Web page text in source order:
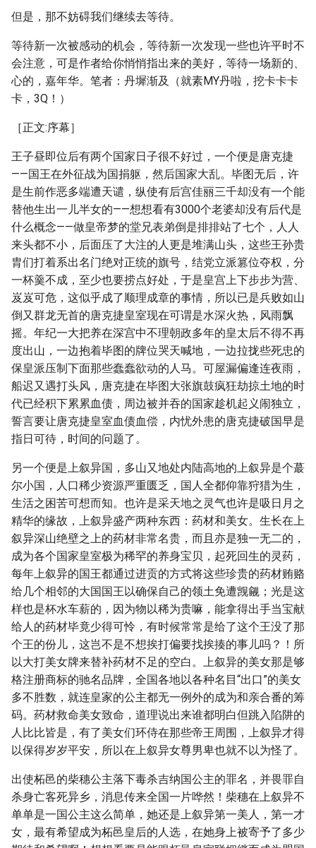
但是，那不妨碍我们继续去等待。
等待新一次被感动的机会，等待新一次发现一些也许平时不
会注意，可是作者给你悄悄指出来的美好，等待一场新的、
心的，嘉年华。笔者：丹墀渐及（就素MY丹啦，挖卡卡卡
卡，3Q！）
［正文:序幕］
王子昼即位后有两个国家日子很不好过，一个便是唐克捷
——国王在外征战为国捐躯，然后国家大乱。毕图无后，许
是生前作恶多端遭天谴，纵使有后宫佳丽三千却没有一个能
替他生出一儿半女的——想想看有3000个老婆却没有后代是
什么概念——做皇帝梦的堂兄表弟倒是排排站了七个，人人
来头都不小，后面压了大注的人更是堆满山头，这些王孙贵
胄们打着系出名门绝对正统的旗号，结党立派篡位夺权，分
一杯羹不成，至少也要捞点好处，于是皇宫上下步步为营、
岌岌可危，这似乎成了顺理成章的事情，所以已是兵败如山
倒又群龙无首的唐克捷皇室现在可谓是水深火热，风雨飘
摇。年纪一大把养在深宫中不理朝政多年的皇太后不得不再
度出山，一边抱着毕图的牌位哭天喊地，一边拉拢些死忠的
保皇派压制下面那些蠢蠢欲动的人马。可屋漏偏逢连夜雨，
船迟又遇打头风，唐克捷在毕图大张旗鼓疯狂劫掠土地的时
代已经积下累累血债，周边被并吞的国家趁机起义闹独立，
誓言要让唐克捷皇室血债血偿，内忧外患的唐克捷破国早是
指日可待，时间的问题了。
另一个便是上叙异国，多山又地处内陆高地的上叙异是个蕞
尔小国，人口稀少资源严重匮乏，国人全都仰靠狩猎为生，
生活之困苦可想而知。也许是采天地之灵气也许是吸日月之
精华的缘故，上叙异盛产两种东西：药材和美女。生长在上
叙异深山绝壁之上的药材非常名贵，而且亦是独一无二的，
成为各个国家皇室极为稀罕的养身宝贝，起死回生的灵药，
每年上叙异的国王都通过进贡的方式将这些珍贵的药材贿赂
给几个相邻的大国国王以确保自己的领土免遭觊觎；光是这
样也是杯水车薪的，因为物以稀为贵嘛，能拿得出手当宝献
给人的药材毕竟少得可怜，有时候常常是给了这个王没了那
个王的份儿，这岂不是不想挨打偏要找挨揍的事儿吗？！所
以大打美女牌来替补药材不足的空白。上叙异的美女那是够
格注册商标的驰名品牌，全国各地以各种名目“出口”的美女
多不胜数，就连皇家的公主都无一例外的成为和亲合番的筹
码。药材救命美女致命，道理说出来谁都明白但跳入陷阱的
人比比皆是，有了美女们环侍在那些帝王周围，上叙异才得
以保得岁岁平安，所以在上叙异女尊男卑也就不以为怪了。
出使柘邑的柴穗公主落下毒杀吉纳国公主的罪名，并畏罪自
杀身亡客死异乡，消息传来全国一片哗然！柴穗在上叙异不
单单是一国公主这么简单，她还是上叙异第一美人，第一才
女，最有希望成为柘邑皇后的人选，在她身上被寄予了多少